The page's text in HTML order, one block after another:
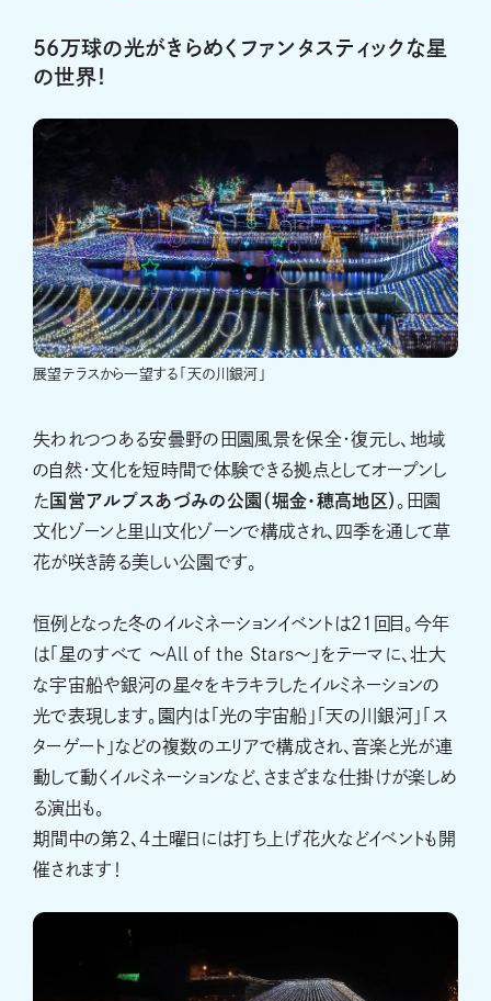
56万球の光がきらめくファンタスティックな星
の世界！
展望テラスから一望する「天の川銀河」
失われつつある安曇野の田園風景を保全・復元し、地域
の自然・文化を短時間で体験できる拠点としてオープンし
た 国営アルプスあづみの公園（堀金・穂高地区） 。田園
文化ゾーンと里山文化ゾーンで構成され、四季を通して草
花が咲き誇る美しい公園です。
恒例となった冬のイルミネーションイベントは21回目。今年
は「星のすべて ～All of the Stars～」をテーマに、壮大
な宇宙船や銀河の星々をキラキラしたイルミネーションの
光で表現します。園内は「光の宇宙船」「天の川銀河」「ス
ターゲート」などの複数のエリアで構成され、音楽と光が連
動して動くイルミネーションなど、さまざまな仕掛けが楽しめ
る演出も。
期間中の第２、4土曜日には打ち上げ花火などイベントも開
催されます！